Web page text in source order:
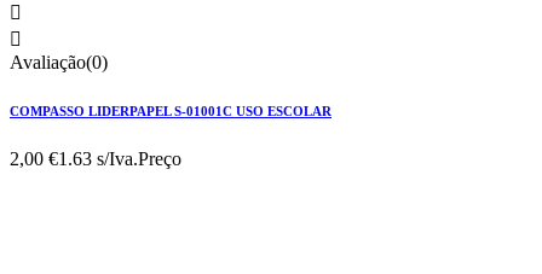


Avaliação(0)
COMPASSO LIDERPAPEL S-01001C USO ESCOLAR
2,00 €1.63 s/Iva.Preço